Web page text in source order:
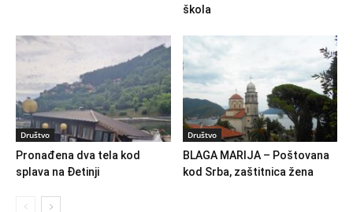
škola
Društvo
Pronađena dva tela kod
splava na Đetinji
Društvo
BLAGA MARIJA – Poštovana
kod Srba, zaštitnica žena